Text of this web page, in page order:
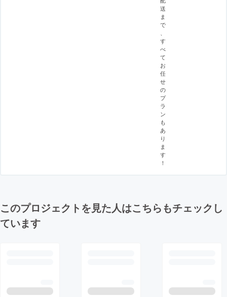
送
ま
で
す
べ
て
お
任
せ
の
プ
ラ
ン
も
あ
り
ま
す
！
このプロジェクトを見た人はこちらもチェックし
ています